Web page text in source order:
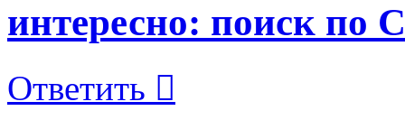
интересно: поиск по
Ответить